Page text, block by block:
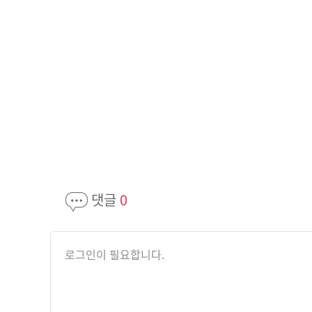
댓글 0
로그인이 필요합니다.